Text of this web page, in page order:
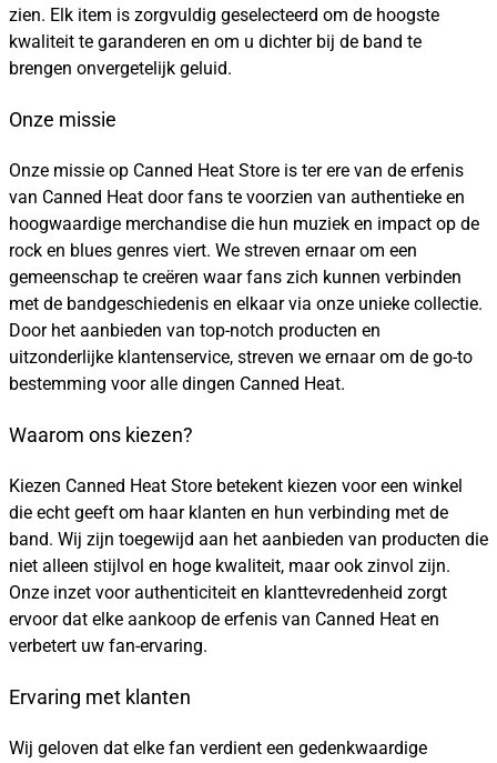
zien. Elk item is zorgvuldig geselecteerd om de hoogste
kwaliteit te garanderen en om u dichter bij de band te
brengen onvergetelijk geluid.
Onze missie
Onze missie op Canned Heat Store is ter ere van de erfenis
van Canned Heat door fans te voorzien van authentieke en
hoogwaardige merchandise die hun muziek en impact op de
rock en blues genres viert. We streven ernaar om een
gemeenschap te creëren waar fans zich kunnen verbinden
met de bandgeschiedenis en elkaar via onze unieke collectie.
Door het aanbieden van top-notch producten en
uitzonderlijke klantenservice, streven we ernaar om de go-to
bestemming voor alle dingen Canned Heat.
Waarom ons kiezen?
Kiezen Canned Heat Store betekent kiezen voor een winkel
die echt geeft om haar klanten en hun verbinding met de
band. Wij zijn toegewijd aan het aanbieden van producten die
niet alleen stijlvol en hoge kwaliteit, maar ook zinvol zijn.
Onze inzet voor authenticiteit en klanttevredenheid zorgt
ervoor dat elke aankoop de erfenis van Canned Heat en
verbetert uw fan-ervaring.
Ervaring met klanten
Wij geloven dat elke fan verdient een gedenkwaardige